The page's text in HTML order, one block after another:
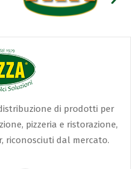
di prodotti per
pizzeria e ristorazione,
riconosciuti dal mercato.